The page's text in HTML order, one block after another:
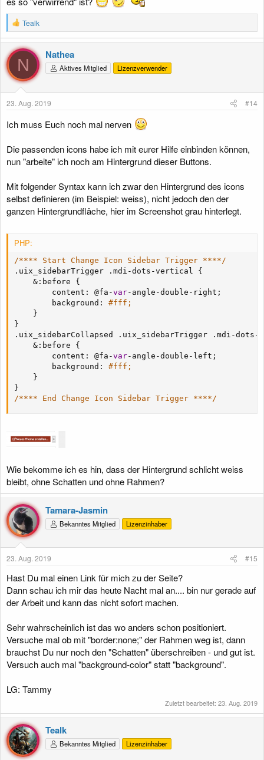
R
e
a
k
t
i
o
n
n
Tealk
N
Nathea
Aktives Mitglied Lizenzverwender
23. Aug. 2019 #14
Ich muss Euch noch mal nerven
Die passenden icons habe ich mit eurer Hilfe einbinden können,
nun "arbeite" ich noch am Hintergrund dieser Buttons.
Mit folgender Syntax kann ich zwar den Hintergrund des icons
selbst definieren (im Beispiel: weiss), nicht jedoch den der
ganzen Hintergrundfläche, hier im Screenshot grau hinterlegt.
PHP:
/**** Start Change Icon Sidebar Trigger ****/
. uix_sidebarTrigger . mdi -dots -vertical {
& : before {
        content
: @fa -var- angle -double - right ;
        background
:
#fff;
}
}
. uix_sidebarCollapsed . uix_sidebarTrigger . mdi -dots -
& : before {
        content
: @fa -var- angle -double - left ;
        background
:
#fff;
}
}
/**** End Change Icon Sidebar Trigger ****/
Wie bekomme ich es hin, dass der Hintergrund schlicht weiss
bleibt, ohne Schatten und ohne Rahmen?
Tamara-Jasmin
Bekanntes Mitglied Lizenzinhaber
23. Aug. 2019 #15
Hast Du mal einen Link für mich zu der Seite?
Dann schau ich mir das heute Nacht mal an.... bin nur gerade auf
der Arbeit und kann das nicht sofort machen.
Sehr wahrscheinlich ist das wo anders schon positioniert.
Versuche mal ob mit "border:none;" der Rahmen weg ist, dann
brauchst Du nur noch den "Schatten" überschreiben - und gut ist.
Versuch auch mal "background-color" statt "background".
LG: Tammy
Zuletzt bearbeitet: 23. Aug. 2019
Tealk
Bekanntes Mitglied Lizenzinhaber